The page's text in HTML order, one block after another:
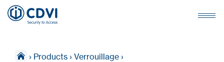
› Products › Verrouillage ›